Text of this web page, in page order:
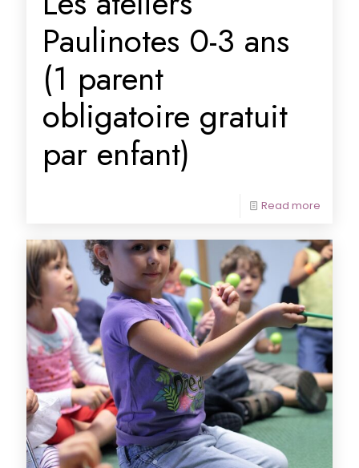
Paulinotes 0-3 ans
(1 parent
obligatoire gratuit
par enfant)
Read more